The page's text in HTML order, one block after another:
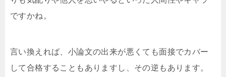
ですかね。
言い換えれば、小論文の出来が悪くても面接でカバー
して合格することもありますし、その逆もあります。